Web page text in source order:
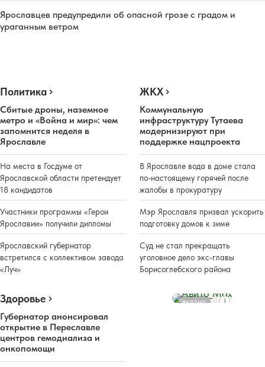
Ярославцев предупредили об опасной грозе с градом и
ураганным ветром
Политика
Сбитые дроны, наземное
метро и «Война и мир»: чем
запомнится неделя в
Ярославле
На места в Госдуме от
Ярославской области претендует
18 кандидатов
Участники программы «Герои
Ярославии» получили дипломы
Ярославский губернатор
встретился с коллективом завода
«Луч»
ЖКХ
Коммунальную
инфраструктуру Тутаева
модернизируют при
поддержке нацпроекта
В Ярославле вода в доме стала
по-настоящему горячей после
жалобы в прокуратуру
Мэр Ярославля призвал ускорить
подготовку домов к зиме
Суд не стал прекращать
уголовное дело экс-главы
Борисоглебского района
Здоровье
Губернатор анонсировал
открытие в Переславле
центров гемодиализа и
онкопомощи
Реклама